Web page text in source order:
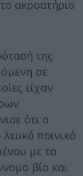
ακροατήριο
της
σε
είχαν
ότι ο
ποινικό
με τα
βίο και